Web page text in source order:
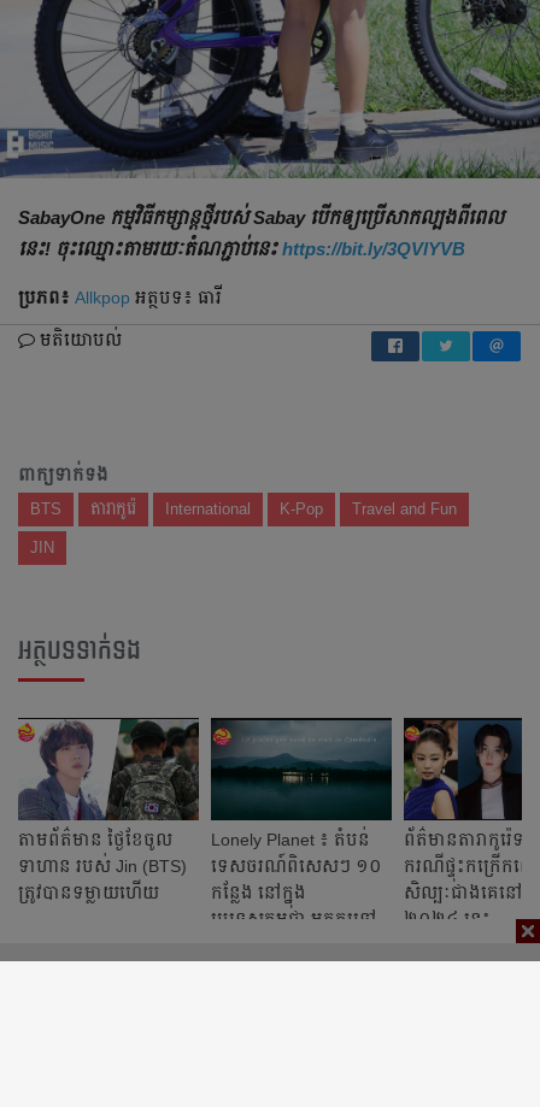
SabayOne កម្មវិធីកម្សាន្តថ្មីរបស់ Sabay បើកឲ្យប្រើសាកល្បងពីពេល
នេះ! ចុះឈ្មោះតាមរយៈតំណភ្ជាប់នេះhttps://bit.ly/3QVlYVB
ប្រភព៖ Allkpop អត្ថបទ៖ ធារី
មតិយោបល់
ពាក្យទាក់ទង
BTS តារាកូរ៉េ International K-Pop Travel and Fun
JIN
អត្ថបទទាក់ទង
តាមព័ត៌មាន ថ្ងៃខែចូល
ទាហាន របស់ Jin (BTS)
ត្រូវបានទម្លាយហើយ
Lonely Planet ៖ តំបន់
ទេសចរណ៍ពិសេសៗ ១០
កន្លែង នៅក្នុង
ប្រទេសកម្ពុជា អ្នកគួរទៅ
ព័ត៌មានតារាកូរ៉េទ
ករណីផ្ទុះកក្រើកព
សិល្បៈជាងគេនៅឆ្នាំ
២០២៤ ​នេះ